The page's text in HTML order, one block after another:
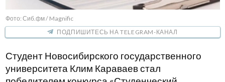
Фото: Сиб.фм / Magnific
ПОДПИШИТЕСЬ НА TELEGRAM-КАНАЛ
Студент Новосибирского государственного
университета Клим Караваев стал